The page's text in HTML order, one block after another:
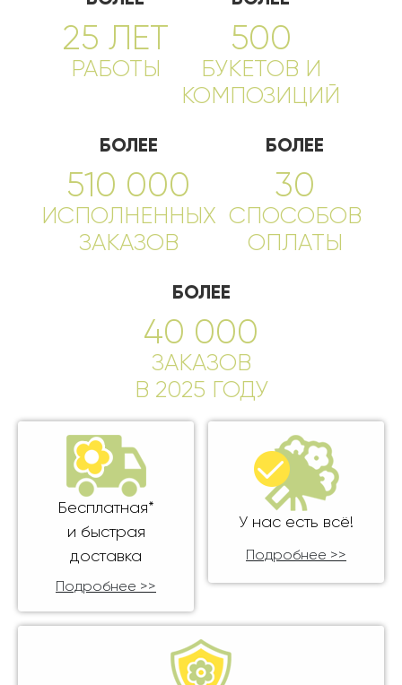
25 ЛЕТ
РАБОТЫ
500
БУКЕТОВ И
КОМПОЗИЦИЙ
БОЛЕЕ
510 000
ИСПОЛНЕННЫХ
ЗАКАЗОВ
БОЛЕЕ
30
СПОСОБОВ
ОПЛАТЫ
БОЛЕЕ
40 000
ЗАКАЗОВ
В 2025 ГОДУ
Бесплатная*
и быстрая
доставка
Подробнее >>
У нас есть всё!
Подробнее >>